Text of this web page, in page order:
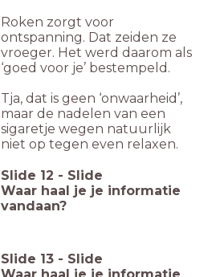
Roken zorgt voor
ontspanning. Dat zeiden ze
vroeger. Het werd daarom als
‘goed voor je’ bestempeld.
Tja, dat is geen ‘onwaarheid’,
maar de nadelen van een
sigaretje wegen natuurlijk
niet op tegen even relaxen.
Slide 12 - Slide
Waar haal je je informatie
vandaan?
Slide 13 - Slide